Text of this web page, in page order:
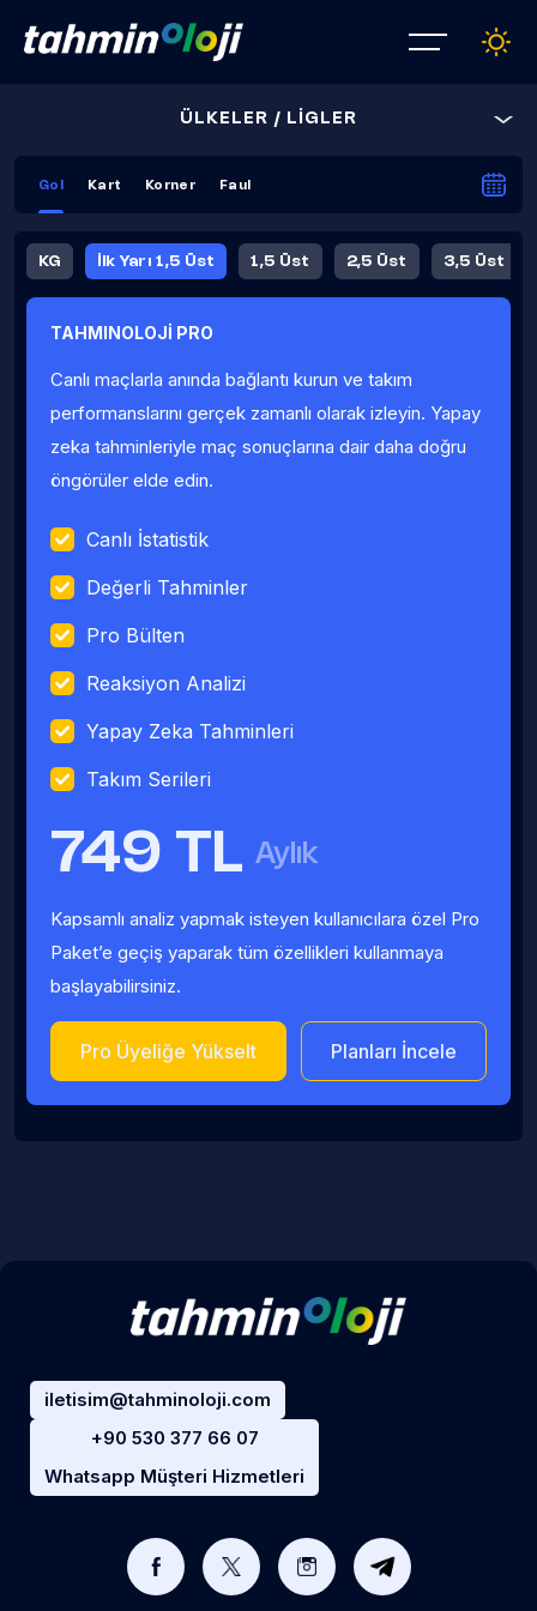
ÜLKELER / LİGLER
Gol Kart Korner Faul
KG İlk Yarı 1,5 Üst 1,5 Üst 2,5 Üst 3,5 Üst
Fauller Ortalama
TAHMINOLOJİ PRO
Canlı maçlarla anında bağlantı kurun ve takım
performanslarını gerçek zamanlı olarak izleyin. Yapay
zeka tahminleriyle maç sonuçlarına dair daha doğru
öngörüler elde edin.
Canlı İstatistik
Değerli Tahminler
Pro Bülten
Reaksiyon Analizi
Yapay Zeka Tahminleri
Takım Serileri
749 TL Aylık
Kapsamlı analiz yapmak isteyen kullanıcılara özel Pro
Paket’e geçiş yaparak tüm özellikleri kullanmaya
başlayabilirsiniz.
Pro Üyeliğe Yükselt Planları İncele
iletisim@tahminoloji.com
+90 530 377 66 07
Whatsapp Müşteri Hizmetleri